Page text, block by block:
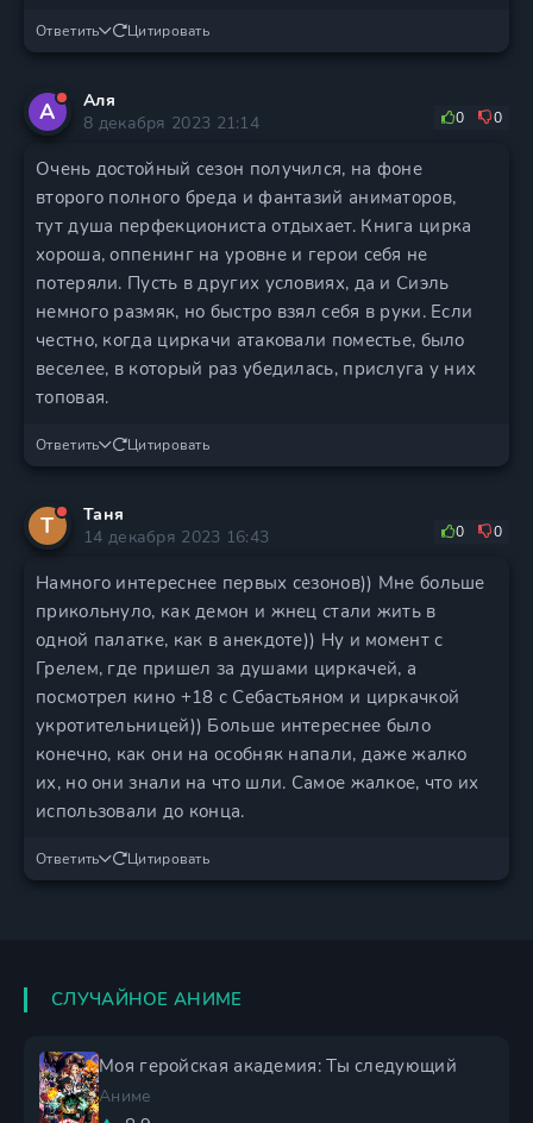
Ответить Цитировать
А
Аля
8 декабря 2023 21:14
0 0
Очень достойный сезон получился, на фоне
второго полного бреда и фантазий аниматоров,
тут душа перфекциониста отдыхает. Книга цирка
хороша, оппенинг на уровне и герои себя не
потеряли. Пусть в других условиях, да и Сиэль
немного размяк, но быстро взял себя в руки. Если
честно, когда циркачи атаковали поместье, было
веселее, в который раз убедилась, прислуга у них
топовая.
Ответить Цитировать
Т
Таня
14 декабря 2023 16:43
0 0
Намного интереснее первых сезонов)) Мне больше
прикольнуло, как демон и жнец стали жить в
одной палатке, как в анекдоте)) Ну и момент с
Грелем, где пришел за душами циркачей, а
посмотрел кино +18 с Себастьяном и циркачкой
укротительницей)) Больше интереснее было
конечно, как они на особняк напали, даже жалко
их, но они знали на что шли. Самое жалкое, что их
использовали до конца.
Ответить Цитировать
СЛУЧАЙНОЕ АНИМЕ
Моя геройская академия: Ты следующий
Аниме